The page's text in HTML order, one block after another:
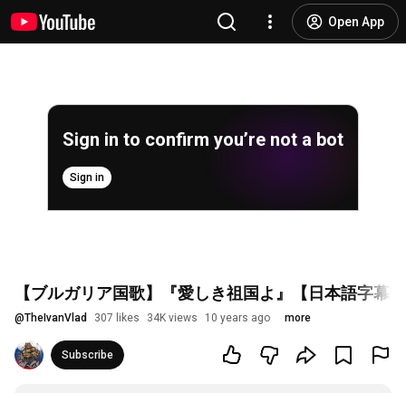
Open App
Sign in to confirm you’re not a bot
Sign in
【ブルガリア国歌】『愛しき祖国よ』【日本語字幕】
@TheIvanVlad 307 likes 34K views 10 years ago more
Subscribe